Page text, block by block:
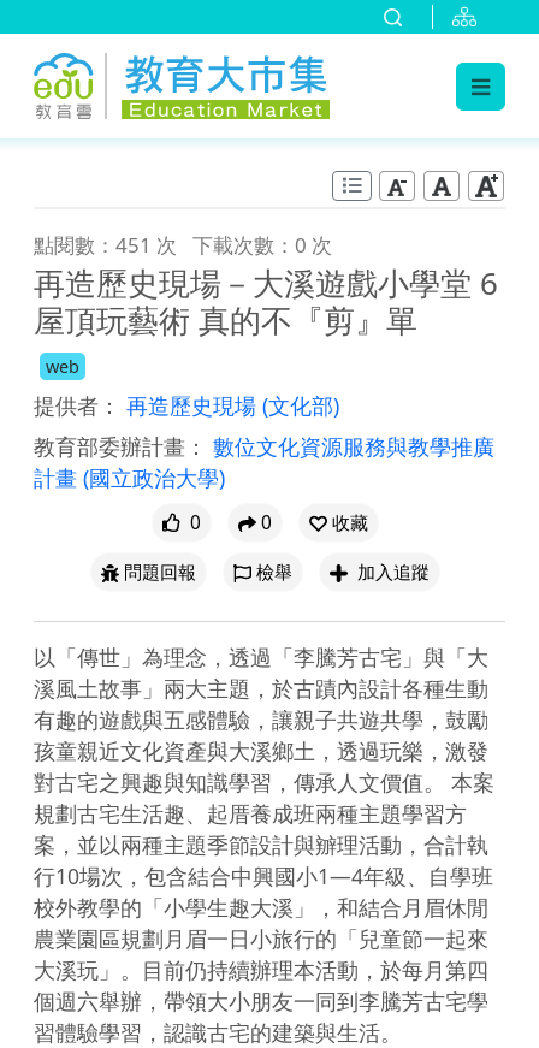
點閱數：451 次 下載次數：0 次
再造歷史現場－大溪遊戲小學堂 6
屋頂玩藝術 真的不『剪』單
web
提供者： 再造歷史現場 (文化部)
教育部委辦計畫： 數位文化資源服務與教學推廣
計畫 (國立政治大學)
0 0
收藏
問題回報
檢舉 加入追蹤
以「傳世」為理念，透過「李騰芳古宅」與「大
溪風土故事」兩大主題，於古蹟內設計各種生動
有趣的遊戲與五感體驗，讓親子共遊共學，鼓勵
孩童親近文化資產與大溪鄉土，透過玩樂，激發
對古宅之興趣與知識學習，傳承人文價值。 本案
規劃古宅生活趣、起厝養成班兩種主題學習方
案，並以兩種主題季節設計與辧理活動，合計執
行10場次，包含結合中興國小1—4年級、自學班
校外教學的「小學生趣大溪」，和結合月眉休閒
農業園區規劃月眉一日小旅行的「兒童節一起來
大溪玩」。目前仍持續辦理本活動，於每月第四
個週六舉辦，帶領大小朋友一同到李騰芳古宅學
習體驗學習，認識古宅的建築與生活。